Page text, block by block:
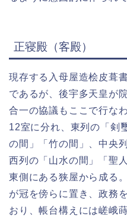
正寝殿（客殿）
現存する入母屋造桧皮葺
であるが、後宇多天皇が
合一の協議もここで行な
12室に分れ、東列の「剣
の間」「竹の間」、中央
西列の「山水の間」「聖
東側にある狭屋から成る
が冠を傍らに置き、政務
おり、帳台構えには嵯峨